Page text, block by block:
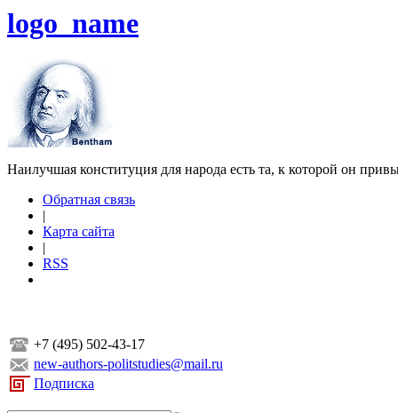
logo_name
Наилучшая конституция для народа есть та, к которой он
Обратная связь
|
Карта сайта
|
RSS
+7 (495) 502-43-17
new-authors-politstudies@mail.ru
Подписка